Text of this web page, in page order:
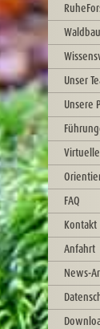
Waldbau
Unser
Unsere
FAQ
Kontakt
Anfahrt
News-